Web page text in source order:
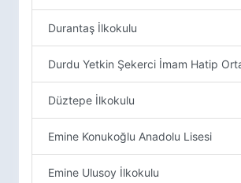
Durantaş İlkokulu
Durdu Yetkin Şekerci İmam Hatip
Düztepe İlkokulu
Emine Konukoğlu Anadolu Lisesi
Emine Ulusoy İlkokulu